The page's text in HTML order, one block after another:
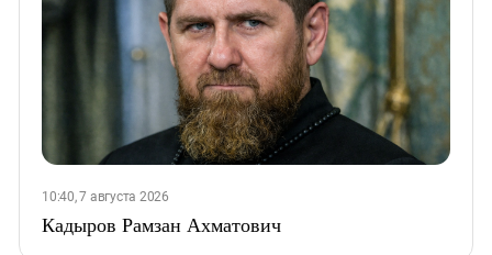
10:40, 7 августа 2026
Кадыров Рамзан Ахматович